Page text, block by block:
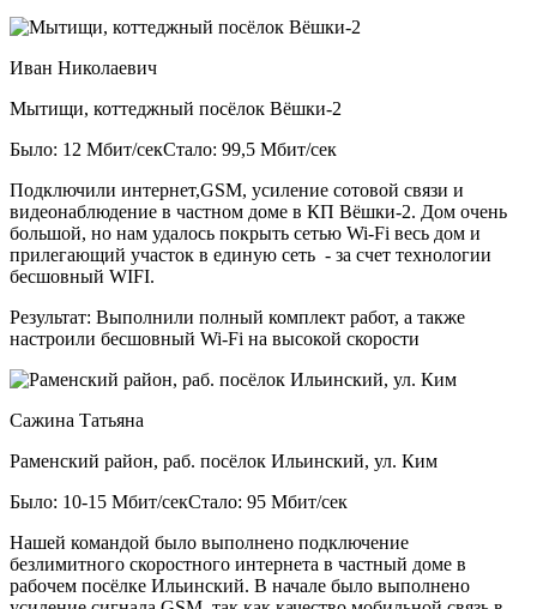
Иван Николаевич
Мытищи, коттеджный посёлок Вёшки-2
Было: 12 Мбит/секСтало: 99,5 Мбит/сек
Подключили интернет,GSM, усиление сотовой связи и
видеонаблюдение в частном доме в КП Вёшки-2. Дом очень
большой, но нам удалось покрыть сетью Wi-Fi весь дом и
прилегающий участок в единую сеть - за счет технологии
бесшовный WIFI.
Результат: Выполнили полный комплект работ, а также
настроили бесшовный Wi-Fi на высокой скорости
Сажина Татьяна
Раменский район, раб. посёлок Ильинский, ул. Ким
Было: 10-15 Мбит/секСтало: 95 Мбит/сек
Нашей командой было выполнено подключение
безлимитного скоростного интернета в частный доме в
рабочем посёлке Ильинский. В начале было выполнено